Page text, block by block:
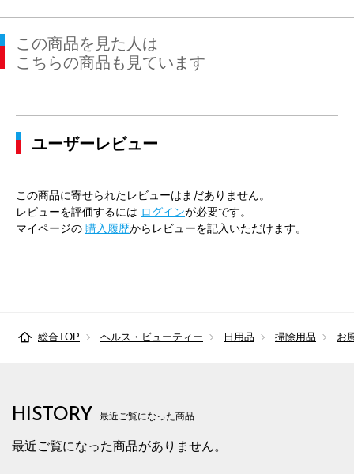
この商品を見た人は
こちらの商品も見ています
ユーザーレビュー
この商品に寄せられたレビューはまだありません。
レビューを評価するには ログインが必要です。
マイページの 購入履歴からレビューを記入いただけます。
総合TOP ヘルス・ビューティー 日用品 掃除用品 お
HISTORY 最近ご覧になった商品
最近ご覧になった商品がありません。